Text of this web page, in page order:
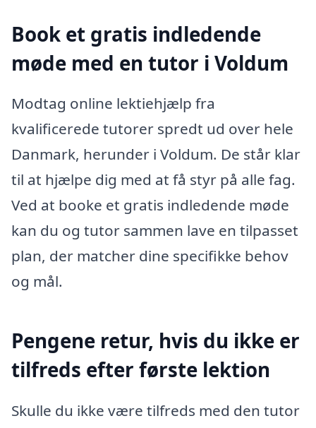
Book et gratis indledende
møde med en tutor i Voldum
Modtag online lektiehjælp fra
kvalificerede tutorer spredt ud over hele
Danmark, herunder i Voldum. De står klar
til at hjælpe dig med at få styr på alle fag.
Ved at booke et gratis indledende møde
kan du og tutor sammen lave en tilpasset
plan, der matcher dine specifikke behov
og mål.
Pengene retur, hvis du ikke er
tilfreds efter første lektion
Skulle du ikke være tilfreds med den tutor